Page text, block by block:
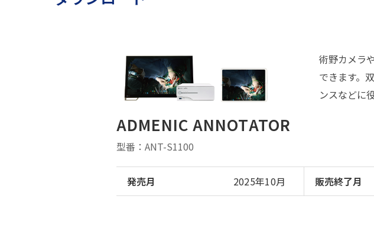
術野カメラ
できます。
ンスなどに
ADMENIC ANNOTATOR
型番：ANT-S1100
発売月 2025年10月 販売終了月